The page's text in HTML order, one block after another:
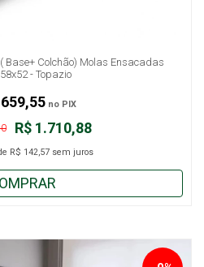
Base+ Colchão) Molas Ensacadas
- Topazio
R$ 1.710,88
R$ 142,57 sem juros
no PIX